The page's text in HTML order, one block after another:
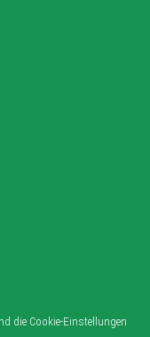
die Cookie-Einstellungen